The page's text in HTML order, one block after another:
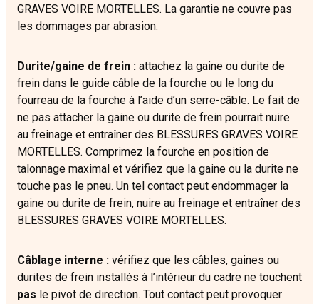
GRAVES VOIRE MORTELLES. La garantie ne couvre pas
les dommages par abrasion.
Durite/gaine de frein : attachez la gaine ou durite de
frein dans le guide câble de la fourche ou le long du
fourreau de la fourche à l’aide d’un serre-câble. Le fait de
ne pas attacher la gaine ou durite de frein pourrait nuire
au freinage et entraîner des BLESSURES GRAVES VOIRE
MORTELLES. Comprimez la fourche en position de
talonnage maximal et vérifiez que la gaine ou la durite ne
touche pas le pneu. Un tel contact peut endommager la
gaine ou durite de frein, nuire au freinage et entraîner des
BLESSURES GRAVES VOIRE MORTELLES.
Câblage interne : vérifiez que les câbles, gaines ou
durites de frein installés à l’intérieur du cadre ne touchent
pas le pivot de direction. Tout contact peut provoquer